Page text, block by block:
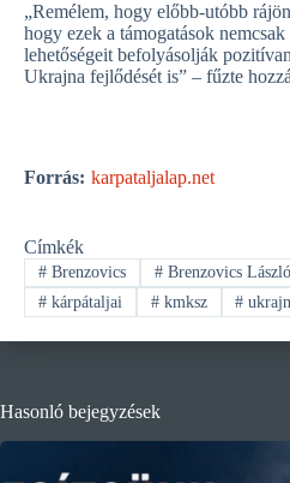
„Remélem, hogy előbb-utóbb
hogy ezek a támogatások
lehetőségeit befolyásolják
Ukrajna fejlődését is” – fűzte
Forrás: karpataljalap.net
Címkék
#Brenzovics #Brenzovics László
#kárpátaljai #kmksz #
Hasonló bejegyzések